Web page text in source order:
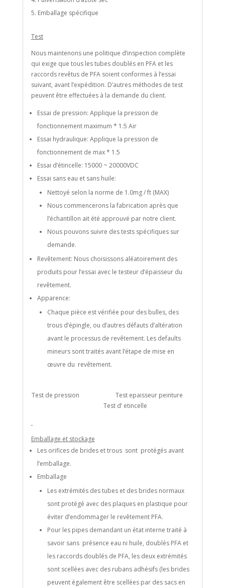
Emballage spécifique
Test
Nous maintenons une politique d’inspection complète
qui exige que tous les tubes doublés en PFA et les
raccords revêtus de PFA soient conformes à l’essai
suivant, avant l’expédition. D’autres méthodes de test
peuvent être effectuées à la demande du client.
Essai de pression: Applique la pression de
fonctionnement maximum * 1.5 Air
Essai hydraulique: Applique la pression de
fonctionnement de max * 1.5
Essai d’étincelle: 15000 ~ 20000VDC
Essai sans eau et sans huile:
Nettoyé selon la norme de 1.0mg / ft (MAX)
Nous commencerons la fabrication après que
l’échantillon ait été approuvé par notre client.
Nous pouvons suivre des tests spécifiques sur
demande.
Revêtement: Nous choisissons aléatoirement des
produits pour l’essai avec le testeur d’épaisseur du
revêtement.
Apparence:
Chaque pièce est vérifiée pour des bulles, des
trous d’épingle, ou d’autres défauts d’altération
avant le processus de revêtement. Les defaults
mineurs sont traités avant l’étape de mise en
œuvre du revêtement.
Test de pression Test epaisseur peinture
Test d’ etincelle
Emballage et stockage
Les orifices de brides et trous sont protégés avant
l’emballage.
Emballage
Les extrémités des tubes et des brides normaux
sont protégé avec des plaques en plastique pour
éviter d’endommager le revêtement PFA.
Pour les pipes demandant un état interne traité à
savoir sans présence eau ni huile, doublés PFA et
les raccords doublés de PFA, les deux extrémités
sont scellées avec des rubans adhésifs (les brides
peuvent également être scellées par des sacs en